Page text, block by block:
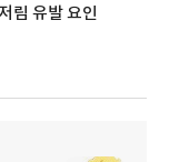
림 유발 요인